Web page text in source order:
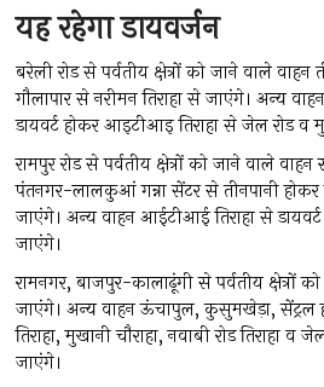
यह रहेगा डायवर्जन
बरेली रोड से पर्वतीय क्षेत्रों को जाने वाले
गौलापार से नरीमन तिराहा से जाएंगे। अन्य
डायवर्ट होकर आइटीआइ तिराहा से जेल रोड व
रामपुर रोड से पर्वतीय क्षेत्रों को जाने वाले
पंतनगर-लालकुआं गन्ना सेंटर से तीनपानी होकर
जाएंगे। अन्य वाहन आईटीआई तिराहा से
जाएंगे।
रामनगर, बाजपुर-कालाढूंगी से पर्वतीय क्षेत्रों
जाएंगे। अन्य वाहन ऊंचापुल, कुसुमखेड़ा, सेंट्रल
तिराहा, मुखानी चौराहा, नवाबी रोड तिराहा व
जाएंगे।